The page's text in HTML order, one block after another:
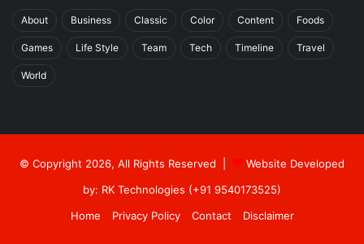
About Business Classic Color Content Foods
Games Life Style Team Tech Timeline Travel
World
© Copyright 2026, All Rights Reserved |
Website Developed
by: RK Technologies (+91 9540173525)
Home
Privacy Policy Contact Disclaimer